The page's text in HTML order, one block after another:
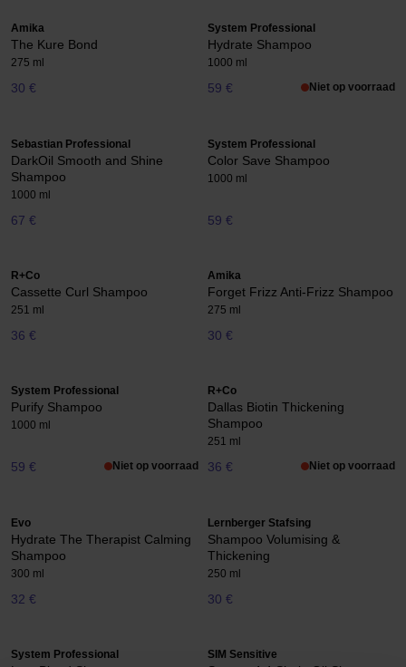
Amika
The Kure Bond
275 ml
30 €
System Professional
Hydrate Shampoo
1000 ml
59 € Niet op voorraad
Sebastian Professional
DarkOil Smooth and Shine
Shampoo
1000 ml
67 €
System Professional
Color Save Shampoo
1000 ml
59 €
R+Co
Cassette Curl Shampoo
251 ml
36 €
Amika
Forget Frizz Anti-Frizz Shampoo
275 ml
30 €
System Professional
Purify Shampoo
1000 ml
59 € Niet op voorraad
R+Co
Dallas Biotin Thickening
Shampoo
251 ml
36 € Niet op voorraad
Evo
Hydrate The Therapist Calming
Shampoo
300 ml
32 €
Lernberger Stafsing
Shampoo Volumising &
Thickening
250 ml
30 €
System Professional SIM Sensitive